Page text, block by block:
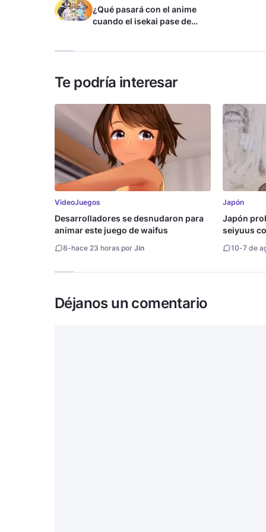
¿Qué pasará con el anime
cuando el isekai pase de
Te podría interesar
VideoJuegos
Desarrolladores se desnudaron para
animar este juego de waifus
8-hace 23 horas por Jin
Japón
Japón
seiyuus
10-7 de
Déjanos un comentario